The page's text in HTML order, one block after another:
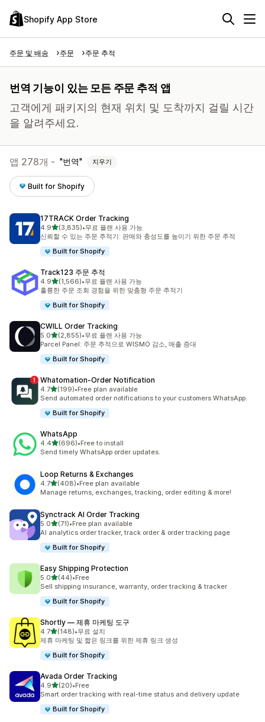
Shopify App Store
주문 및 배송 주문 주문 추적
번역 기능이 있는 모든 주문 추적 앱
고객에게 패키지의 현재 위치 및 도착까지 걸릴 시간
을 알려주세요.
앱 278개 - 번역 지우기
Built for Shopify
17TRACK Order Tracking
4.9별 5개 중
(3,835)
총 리뷰 3835개
•무료 플랜 사용 가능
신뢰할 수 있는 주문 추적기: 판매와 충성도를 높이기 위한 주문 추적
Built for Shopify
Track123 주문 추적
4.9별 5개 중
(1,566)
총 리뷰 1566개
•무료 플랜 사용 가능
훌륭한 주문 조회 경험을 위한 맞춤형 주문 추적기
Built for Shopify
CWILL Order Tracking
5.0별 5개 중
(2,855)
총 리뷰 2855개
•무료 플랜 사용 가능
Parcel Panel: 주문 추적으로 WISMO 감소, 매출 증대
Built for Shopify
Whatomation‑Order Notification
4.7별 5개 중
(199)
총 리뷰 199개
•Free plan available
Send automated order notifications to your customers WhatsApp.
Built for Shopify
WhatsApp
4.4별 5개 중
(696)
총 리뷰 696개
•Free to install
Send timely WhatsApp order updates.
Loop Returns & Exchanges
4.7별 5개 중
(408)
총 리뷰 408개
•Free plan available
Manage returns, exchanges, tracking, order editing & more!
Synctrack AI Order Tracking
5.0별 5개 중
(71)
총 리뷰 71개
•Free plan available
AI analytics order tracker, track order & order tracking page
Built for Shopify
Easy Shipping Protection
5.0별 5개 중
(44)
총 리뷰 44개
•Free
Sell shipping insurance, warranty, order tracking & tracker
Built for Shopify
Shortly — 제휴 마케팅 도구
4.7별 5개 중
(148)
총 리뷰 148개
•무료 설치
제휴 마케팅 및 짧은 링크를 위한 제휴 링크 생성
Built for Shopify
Avada Order Tracking
4.9별 5개 중
(20)
총 리뷰 20개
•Free
Smart order tracking with real-time status and delivery update
Built for Shopify